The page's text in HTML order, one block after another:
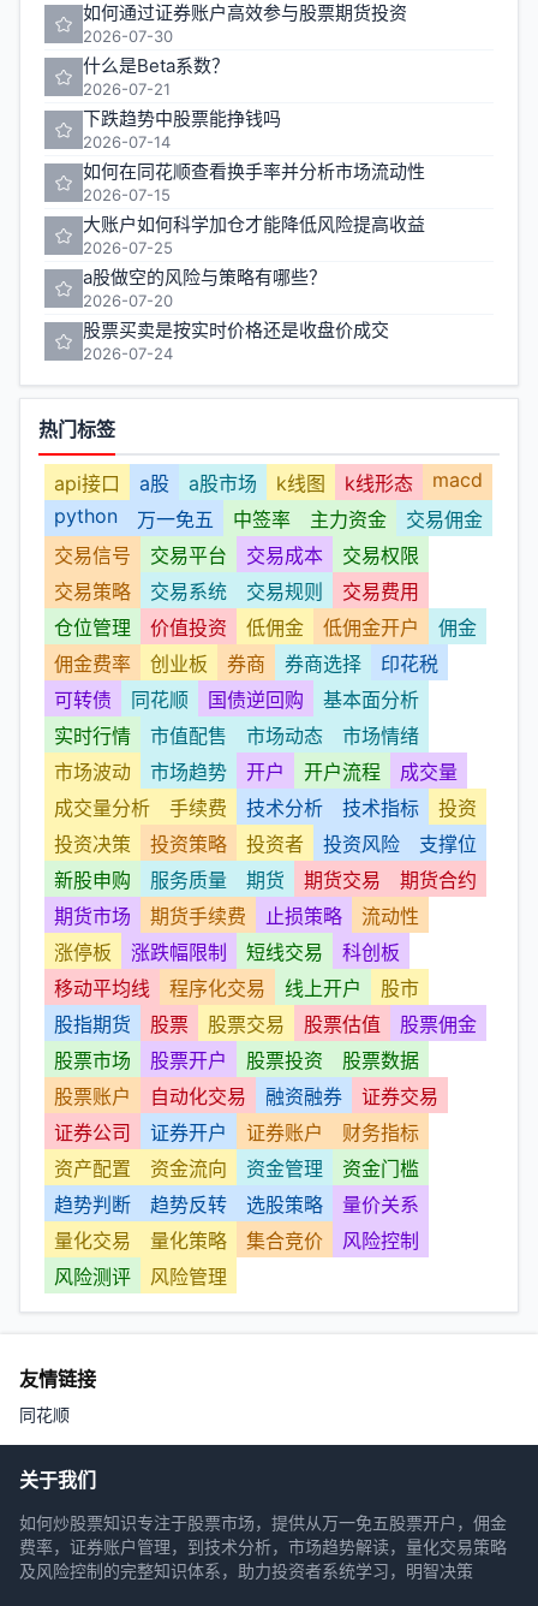
如何通过证券账户高效参与股票期货投资
2026-07-30
什么是Beta系数？
2026-07-21
下跌趋势中股票能挣钱吗
2026-07-14
如何在同花顺查看换手率并分析市场流动性
2026-07-15
大账户如何科学加仓才能降低风险提高收益
2026-07-25
a股做空的风险与策略有哪些？
2026-07-20
股票买卖是按实时价格还是收盘价成交
2026-07-24
热门标签
api接口 a股 a股市场 k线图 k线形态
macd
python
万一免五 中签率 主力资金
交易佣金
交易信号
交易平台 交易成本
交易权限
交易策略
交易系统 交易规则
交易费用
仓位管理
价值投资 低佣金 低佣金开户
佣金
佣金费率
创业板 券商 券商选择
印花税
可转债
同花顺 国债逆回购
基本面分析
实时行情
市值配售 市场动态
市场情绪
市场波动
市场趋势 开户 开户流程
成交量
成交量分析
手续费 技术分析 技术指标
投资
投资决策
投资策略 投资者 投资风险
支撑位
新股申购
服务质量 期货 期货交易
期货合约
期货市场
期货手续费 止损策略
流动性
涨停板
涨跌幅限制 短线交易
科创板
移动平均线
程序化交易 线上开户
股市
股指期货
股票 股票交易 股票估值
股票佣金
股票市场
股票开户 股票投资
股票数据
股票账户
自动化交易 融资融券
证券交易
证券公司
证券开户 证券账户
财务指标
资产配置
资金流向 资金管理
资金门槛
趋势判断
趋势反转 选股策略
量价关系
量化交易
量化策略 集合竞价
风险控制
风险测评
风险管理
友情链接
同花顺
关于我们
如何炒股票知识专注于股票市场，提供从万一免五股票开户，佣金
费率，证券账户管理，到技术分析，市场趋势解读，量化交易策略
及风险控制的完整知识体系，助力投资者系统学习，明智决策